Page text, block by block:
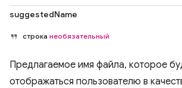
suggestedName
строка необязательный
Предлагаемое имя файла, которое
отображаться пользователю в